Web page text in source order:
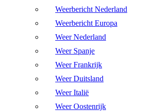
Weerbericht Nederland
Weerbericht Europa
Weer Nederland
Weer Spanje
Weer Frankrijk
Weer Duitsland
Weer Italië
Weer Oostenrijk